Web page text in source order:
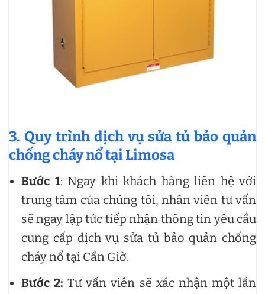
3. Quy trình dịch vụ sửa tủ bảo quản
chống cháy nổ tại Limosa
Bước 1: Ngay khi khách hàng liên hệ với
trung tâm của chúng tôi, nhân viên tư vấn
sẽ ngay lập tức tiếp nhận thông tin yêu cầu
cung cấp dịch vụ sửa tủ bảo quản chống
cháy nổ tại Cần Giờ.
Bước 2:Tư vấn viên sẽ xác nhận một lần